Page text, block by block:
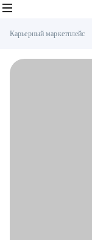
Карьерный маркетплейс